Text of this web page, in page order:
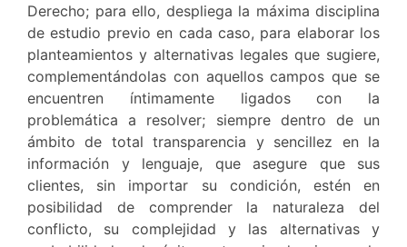
Derecho; para ello, despliega la máxima disciplina
de estudio previo en cada caso, para elaborar los
planteamientos y alternativas legales que sugiere,
complementándolas con aquellos campos que se
encuentren íntimamente ligados con la
problemática a resolver; siempre dentro de un
ámbito de total transparencia y sencillez en la
información y lenguaje, que asegure que sus
clientes, sin importar su condición, estén en
posibilidad de comprender la naturaleza del
conflicto, su complejidad y las alternativas y